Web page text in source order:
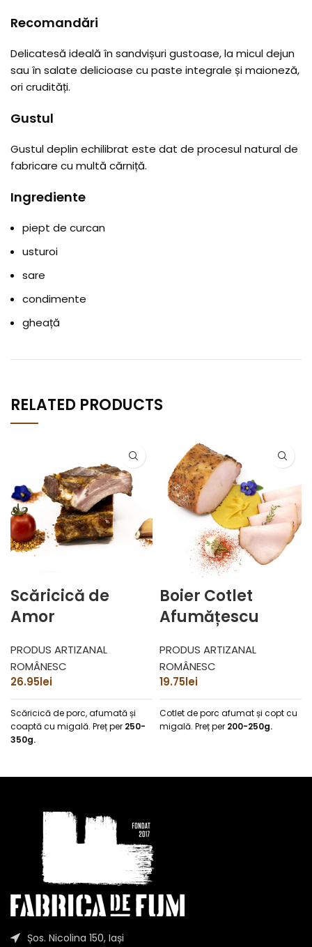
Recomandări
Delicatesă ideală în sandvișuri gustoase, la micul dejun
sau în salate delicioase cu paste integrale și maioneză,
ori crudități.
Gustul
Gustul deplin echilibrat este dat de procesul natural de
fabricare cu multă cărniță.
Ingrediente
piept de curcan
usturoi
sare
condimente
gheață
RELATED PRODUCTS
Scăricică de
Amor
PRODUS ARTIZANAL
ROMÂNESC
26.95lei
Scăricică de porc, afumată și
coaptă cu migală. Preț per 250-
350g.
Boier Cotlet
Afumățescu
PRODUS ARTIZANAL
ROMÂNESC
19.75lei
Cotlet de porc afumat și copt cu
migală. Preț per 200-250g.
Șos. Nicolina 150, Iași